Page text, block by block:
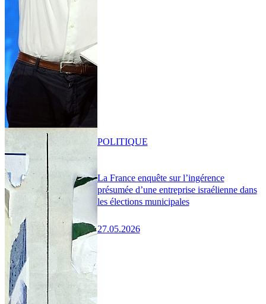
La France enquête sur l’ingérence
présumée d’une entreprise israélienne dans
les élections municipales
27.05.2026
POLITIQUE